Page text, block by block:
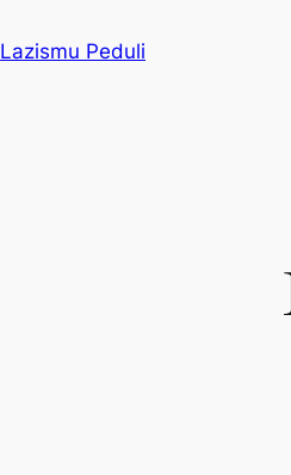
Lazismu Peduli